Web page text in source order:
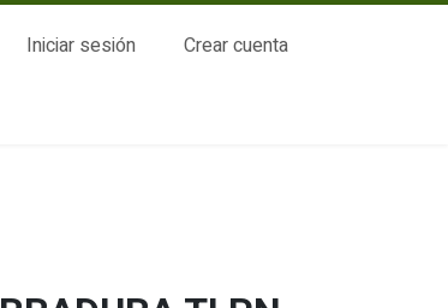
Iniciar sesión Crear cuenta